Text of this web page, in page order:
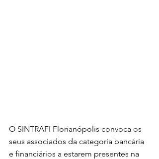
O SINTRAFI Florianópolis convoca os
seus associados da categoria bancária
e financiários a estarem presentes na